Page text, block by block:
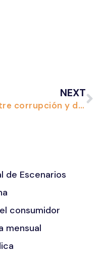
NEXT
Entre corrupción y desaceleración
de Escenarios
consumidor
mensual